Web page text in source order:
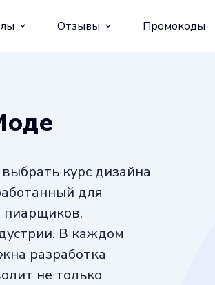
Отзывы Промокоды
курс дизайна
для
пиарщиков,
В каждом
разработка
не только